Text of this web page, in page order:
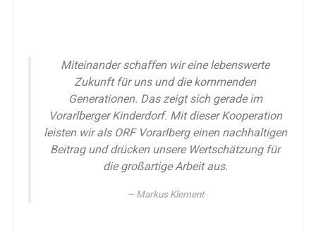
Miteinander schaffen wir eine lebenswerte
Zukunft für uns und die kommenden
Generationen. Das zeigt sich gerade im
Vorarlberger Kinderdorf. Mit dieser Kooperation
leisten wir als ORF Vorarlberg einen nachhaltigen
Beitrag und drücken unsere Wertschätzung für
die großartige Arbeit aus.
Markus Klement